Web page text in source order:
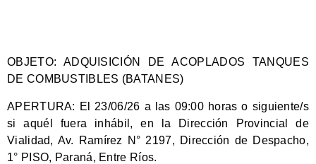
OBJETO: ADQUISICIÓN DE ACOPLADOS TANQUES
DE COMBUSTIBLES (BATANES)
APERTURA: El 23/06/26 a las 09:00 horas o siguiente/s
si aquél fuera inhábil, en la Dirección Provincial de
Vialidad, Av. Ramírez N° 2197, Dirección de Despacho,
1° PISO, Paraná, Entre Ríos.